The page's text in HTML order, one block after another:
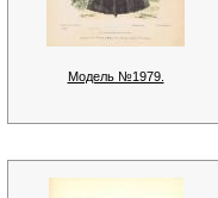
Модель №1979.